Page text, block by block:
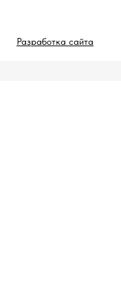
Разработка сайта